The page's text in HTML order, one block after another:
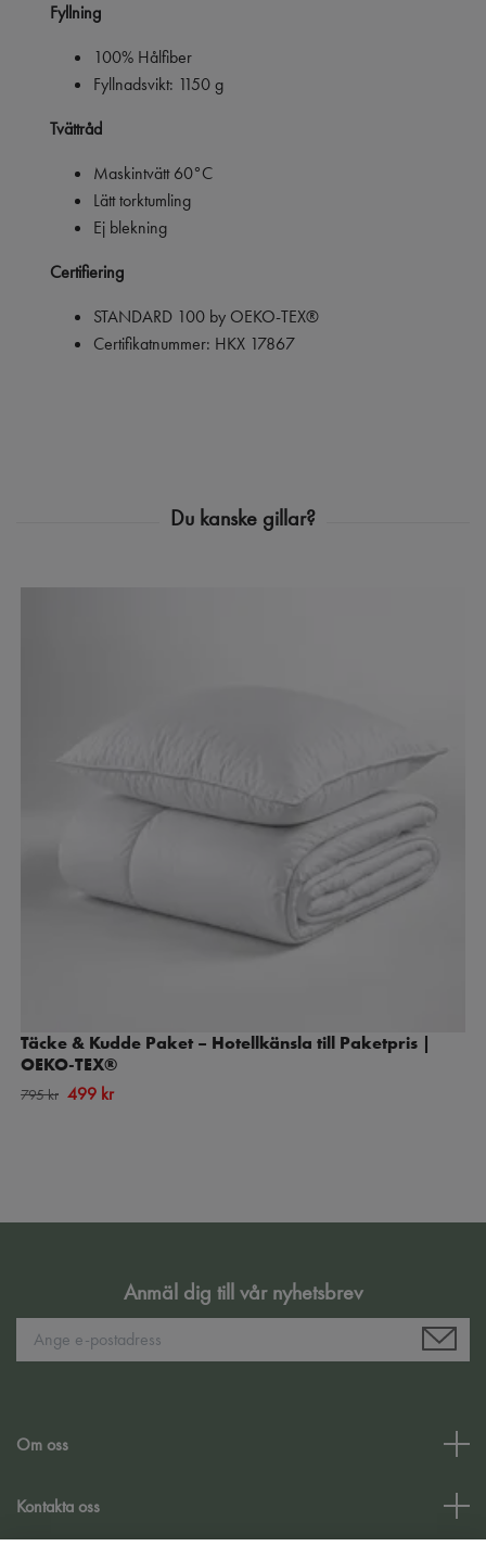
Fyllning
100% Hålfiber
Fyllnadsvikt: 1150 g
Tvättråd
Maskintvätt 60°C
Lätt torktumling
Ej blekning
Certifiering
STANDARD 100 by OEKO-TEX®
Certifikatnummer: HKX 17867
Täcke & Kudde Paket – Hotellkänsla till Paketpris |
OEKO-TEX®
795 kr 499 kr
Anmäl dig till vår nyhetsbrev
Om oss
Kontakta oss